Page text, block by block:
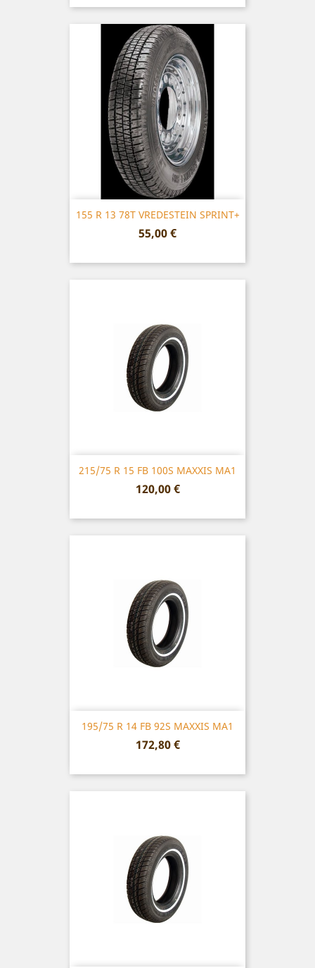
155 R 13 78T VREDESTEIN SPRINT+
Prix
55,00 €
215/75 R 15 FB 100S MAXXIS MA1
Prix
120,00 €
195/75 R 14 FB 92S MAXXIS MA1
Prix
172,80 €